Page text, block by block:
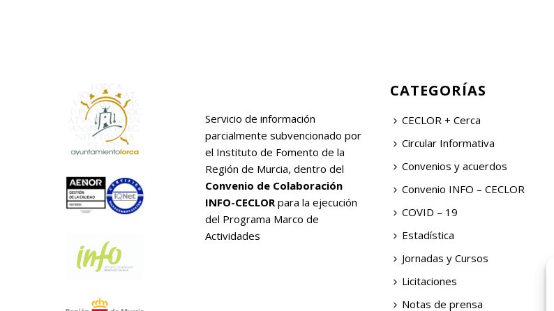
Servicio de información
parcialmente subvencionado por
el Instituto de Fomento de la
Región de Murcia, dentro del
Convenio de Colaboración
INFO-CECLOR para la ejecución
del Programa Marco de
Actividades
CATEGORÍAS
CECLOR + Cerca
Circular Informativa
Convenios y acuerdos
Convenio INFO – CECLOR
COVID – 19
Estadística
Jornadas y Cursos
Licitaciones
Notas de prensa